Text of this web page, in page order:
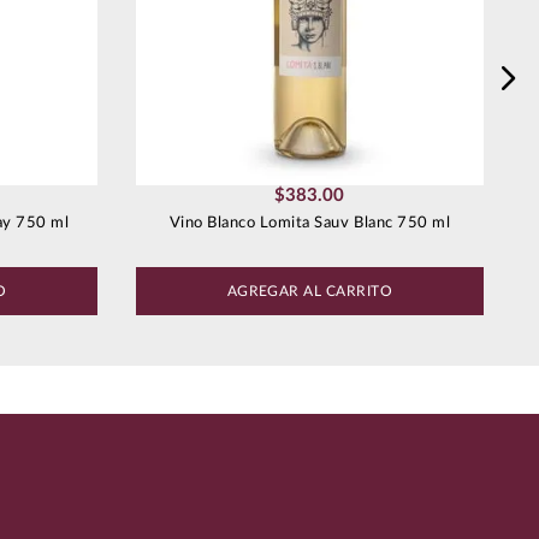
750 ml
$383.00
Vino Blanco Lomita Sauv Blanc 750 ml
AGREGAR AL CARRITO